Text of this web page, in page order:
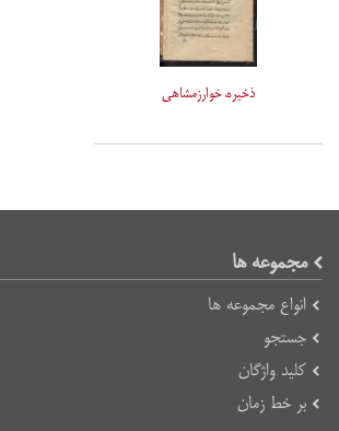
ذخیرهٔ خوارزمشاهی
مجموعه ها
انواع مجموعه ها
جستجو
کلید واژگان
بر خط زمان